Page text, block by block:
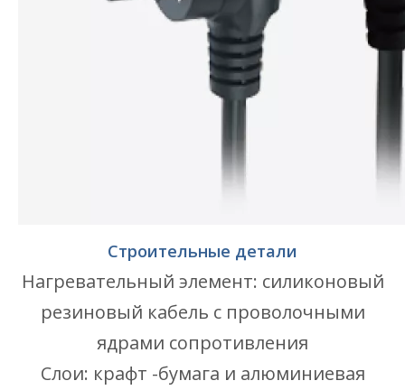
Строительные детали
Нагревательный элемент: силиконовый
резиновый кабель с проволочными
ядрами сопротивления
Слои: крафт -бумага и алюминиевая